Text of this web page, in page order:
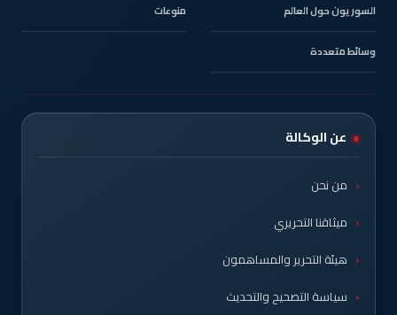
السوريون حول العالم منوعات
وسائط متعددة
عن الوكالة
من نحن
ميثاقنا التحريري
هيئة التحرير والمساهمون
سياسة التصحيح والتحديث